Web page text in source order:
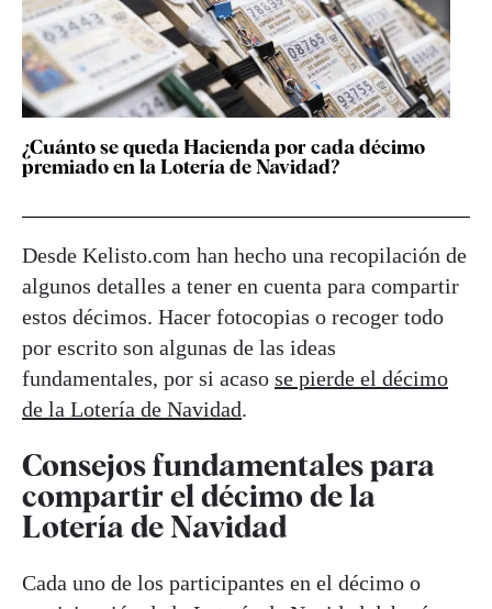
¿Cuánto se queda Hacienda por cada décimo
premiado en la Lotería de Navidad?
Desde Kelisto.com han hecho una recopilación de
algunos detalles a tener en cuenta para compartir
estos décimos. Hacer fotocopias o recoger todo
por escrito son algunas de las ideas
fundamentales, por si acaso se pierde el décimo
de la Lotería de Navidad.
Consejos fundamentales para
compartir el décimo de la
Lotería de Navidad
Cada uno de los participantes en el décimo o